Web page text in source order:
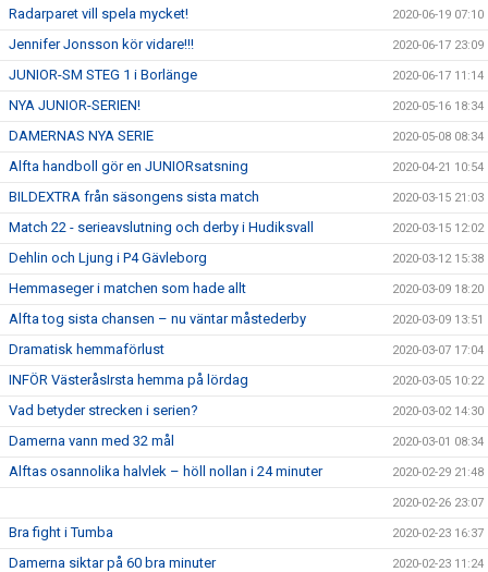
Radarparet vill spela mycket! 2020-06-19 07:10
Jennifer Jonsson kör vidare!!! 2020-06-17 23:09
JUNIOR-SM STEG 1 i Borlänge 2020-06-17 11:14
NYA JUNIOR-SERIEN! 2020-05-16 18:34
DAMERNAS NYA SERIE 2020-05-08 08:34
Alfta handboll gör en JUNIORsatsning 2020-04-21 10:54
BILDEXTRA från säsongens sista match 2020-03-15 21:03
Match 22 - serieavslutning och derby i Hudiksvall 2020-03-15 12:02
Dehlin och Ljung i P4 Gävleborg 2020-03-12 15:38
Hemmaseger i matchen som hade allt 2020-03-09 18:20
Alfta tog sista chansen – nu väntar måstederby 2020-03-09 13:51
Dramatisk hemmaförlust 2020-03-07 17:04
INFÖR VästeråsIrsta hemma på lördag 2020-03-05 10:22
Vad betyder strecken i serien? 2020-03-02 14:30
Damerna vann med 32 mål 2020-03-01 08:34
Alftas osannolika halvlek – höll nollan i 24 minuter 2020-02-29 21:48
2020-02-26 23:07
Bra fight i Tumba 2020-02-23 16:37
Damerna siktar på 60 bra minuter 2020-02-23 11:24